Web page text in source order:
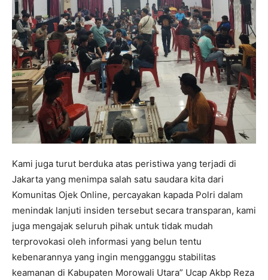
Kami juga turut berduka atas peristiwa yang terjadi di
Jakarta yang menimpa salah satu saudara kita dari
Komunitas Ojek Online, percayakan kapada Polri dalam
menindak lanjuti insiden tersebut secara transparan, kami
juga mengajak seluruh pihak untuk tidak mudah
terprovokasi oleh informasi yang belun tentu
kebenarannya yang ingin mengganggu stabilitas
keamanan di Kabupaten Morowali Utara” Ucap Akbp Reza